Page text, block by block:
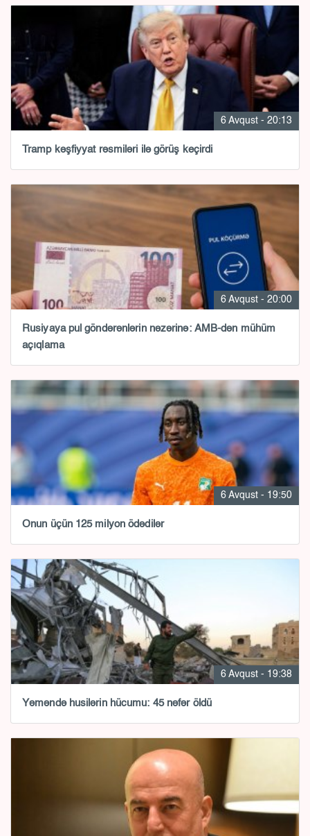
6 Avqust - 20:13
Tramp kəşfiyyat rəsmiləri ilə görüş keçirdi
6 Avqust - 20:00
Rusiyaya pul göndərənlərin nəzərinə: AMB-dən mühüm
açıqlama
6 Avqust - 19:50
Onun üçün 125 milyon ödədilər
6 Avqust - 19:38
Yəməndə husilərin hücumu: 45 nəfər öldü